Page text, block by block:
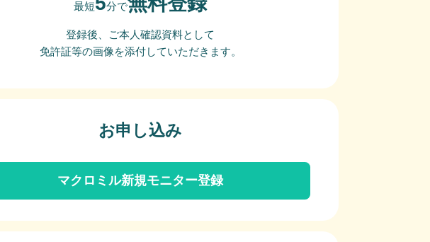
最短 分で
登録後、ご本人確認資料として
免許証等の画像を添付していただきます。
お申し込み
マクロミル新規モニター登録